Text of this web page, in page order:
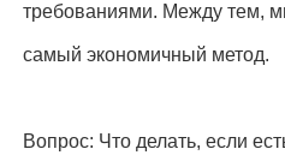
требованиями. Между тем,
самый экономичный метод.
Вопрос: Что делать, если